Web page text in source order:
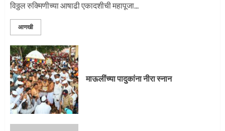
3
विठ्ठल रुक्मिणीच्या आषाढी एकादशीची महापूजा...
आणखी
माऊलींच्या पादुकांना नीरा स्नान
3